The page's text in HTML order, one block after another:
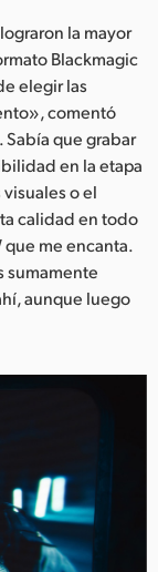
la mayor
Blackmagic
elegir las
comentó
que grabar
en la etapa
o el
calidad en todo
que me encanta.
sumamente
aunque luego